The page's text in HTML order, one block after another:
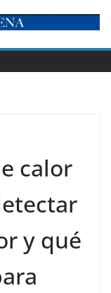
calor
y qué